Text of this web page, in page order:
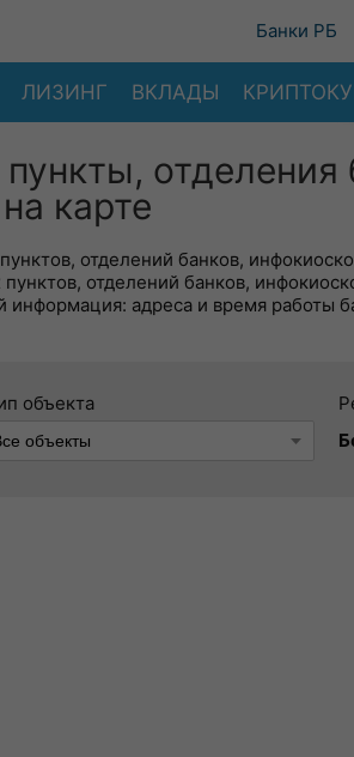
Банки РБ
ЛИЗИНГ ВКЛАДЫ
отделения
карте
отделений банков,
отделений банков,
информация: адреса и время работы
объекта